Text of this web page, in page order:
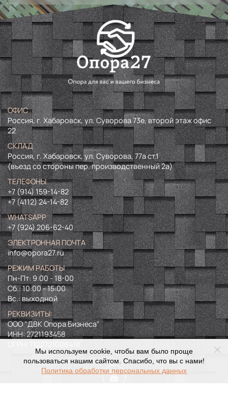
ОФИС
Россия, г. Хабаровск, ул. Суворова 73е, второй этаж офис
22
СКЛАД
Россия, г. Хабаровск, ул. Суворова, 77а ст.1
(въезд со стороны пер. производственный 2а)
ТЕЛЕФОНЫ
+7 (914) 159-14-82
+7 (4112) 24-14-82
WHATSAPP
+7 (924) 206-62-40
ЭЛЕКТРОННАЯ ПОЧТА
info@opora27.ru
РЕЖИМ РАБОТЫ
Пн-Пт: 9:00 - 18-00
Сб.: 10:00 - 15:00
Вс.: выходной
РЕКВИЗИТЫ:
ООО "ДВК Опора Бизнеса"
ИНН:2721193458
Мы используем cookie, чтобы вам было проще
пользоваться нашим сайтом. Спасибо, что вы с нами!
Политика обработки персональных данных